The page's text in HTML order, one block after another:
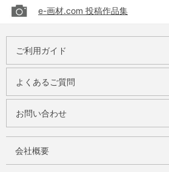
e-画材.com 投稿作品集
ご利用ガイド
よくあるご質問
お問い合わせ
会社概要